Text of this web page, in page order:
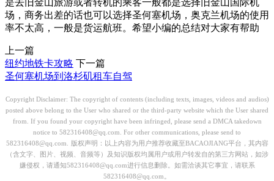
场，商务出差的话也可以选择圣何塞机场，奥克兰机场的使用
率不太高，一般是货运航班。希望小编的总结对大家有帮助
上一篇
纽约地铁卡攻略 下一篇
圣何塞机场到洛杉矶租车自驾
Copyright Disclaimer: The copyright of contents (including texts, images, videos and audios)
posted above belong to the User who shared or the third-party website which the User shared
from. If you found your copyright have been infringed, please send a DMCA takedown
notice to 582316408@qq.com. For other communications, please send to
582316408@qq.com.
版权声明：以上内容为用户推荐收藏至BACAOJIANG平台，其内容
（含文字、图片、视频、音频等）及知识版权均属用户或用户转发自的第三方网站，如涉
嫌侵权，请通知582316408@qq.com进行信息删除。如需洽谈其它事宜，请联系
582316408@qq.com。